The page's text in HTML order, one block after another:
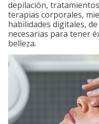
depilación,
terapias corporales,
habilidades digitales,
necesarias para tener
belleza.